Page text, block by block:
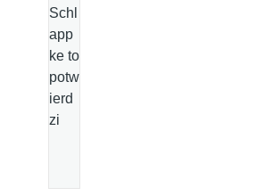
Schl
app
ke to
potw
ierd
zi